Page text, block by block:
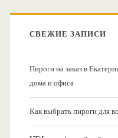
:
СВЕЖИЕ ЗАПИСИ
Пироги на заказ в
дома и офиса
Как выбрать пироги для